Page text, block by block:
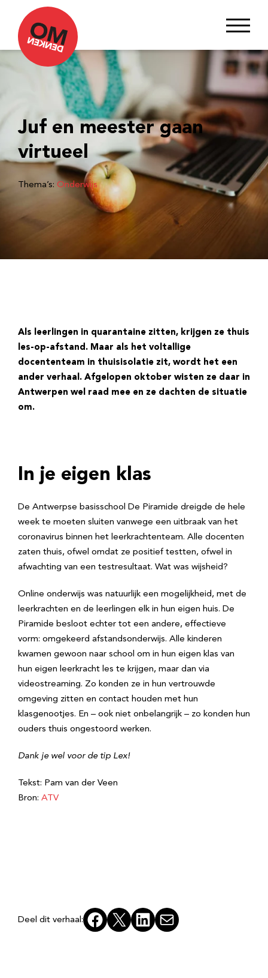
Juf en meester gaan
virtueel
Thema’s: Onderwijs
Als leerlingen in quarantaine zitten, krijgen ze thuis
les-op-afstand. Maar als het voltallige
docententeam in thuisisolatie zit, wordt het een
ander verhaal. Afgelopen oktober wisten ze daar in
Antwerpen wel raad mee en ze dachten de situatie
om.
In je eigen klas
De Antwerpse basisschool De Piramide dreigde de hele
week te moeten sluiten vanwege een uitbraak van het
coronavirus binnen het leerkrachtenteam. Alle docenten
zaten thuis, ofwel omdat ze positief testten, ofwel in
afwachting van een testresultaat. Wat was wijsheid?
Online onderwijs was natuurlijk een mogelijkheid, met de
leerkrachten en de leerlingen elk in hun eigen huis. De
Piramide besloot echter tot een andere, effectieve
vorm: omgekeerd afstandsonderwijs. Alle kinderen
kwamen gewoon naar school om in hun eigen klas van
hun eigen leerkracht les te krijgen, maar dan via
videostreaming. Zo konden ze in hun vertrouwde
omgeving zitten en contact houden met hun
klasgenootjes. En – ook niet onbelangrijk – zo konden hun
ouders thuis ongestoord werken.
Dank je wel voor de tip Lex!
Tekst: Pam van der Veen
Bron: ATV
Deel dit verhaal: Facebook
X LinkedInE-mail